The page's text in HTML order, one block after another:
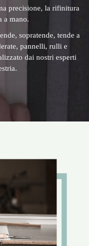
precisione, la rifinitura
a mano.
sopratende, tende a
pannelli, rulli e
dai nostri esperti